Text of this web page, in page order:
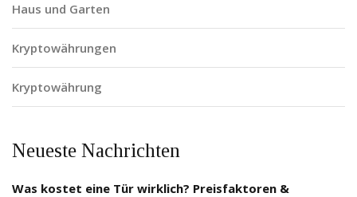
Haus und Garten
Kryptowährungen
Kryptowährung
Neueste Nachrichten
Was kostet eine Tür wirklich? Preisfaktoren &